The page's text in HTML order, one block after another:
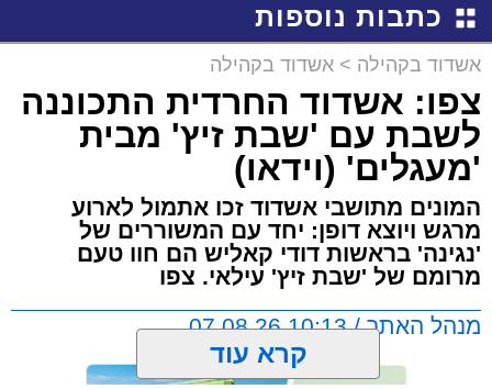
כתבות נוספות
אשדוד בקהילה > אשדוד בקהילה
צפו: אשדוד החרדית התכוננה
לשבת עם 'שבת זיץ' מבית
'מעגלים' (וידאו)
המונים מתושבי אשדוד זכו אתמול לארוע
מרגש ויוצא דופן: יחד עם המשוררים של
'נגינה' בראשות דודי קאליש הם חוו טעם
מרומם של 'שבת זיץ' עילאי. צפו
מנהל האתר / 10:13 07.08.26
קרא עוד